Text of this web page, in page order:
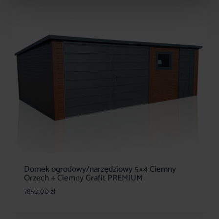
Domek ogrodowy/narzędziowy 5×4 Ciemny
Orzech + Ciemny Grafit PREMIUM
7850,00zł